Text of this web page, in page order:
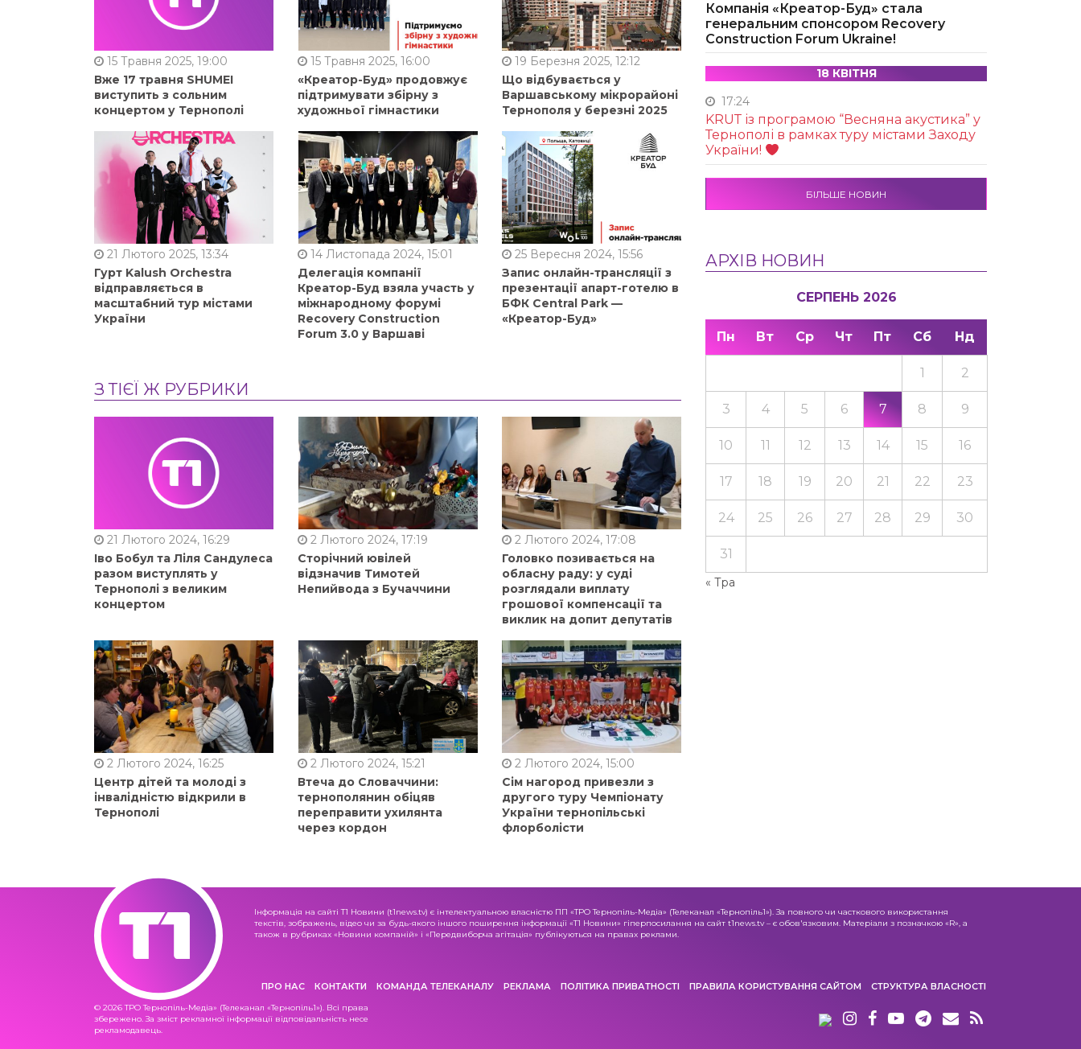
15 Травня 2025, 19:00
Вже 17 травня SHUMEI
виступить з сольним
концертом у Тернополі
15 Травня 2025, 16:00
«Креатор-Буд» продовжує
підтримувати збірну з
художньої гімнастики
19 Березня 2025, 12:12
Що відбувається у
Варшавському мікрорайоні
Тернополя у березні 2025
21 Лютого 2025, 13:34
Гурт Kalush Orchestra
відправляється в
масштабний тур містами
України
14 Листопада 2024, 15:01
Делегація компанії
Креатор-Буд взяла участь у
міжнародному форумі
Recovery Construction
Forum 3.0 у Варшаві
25 Вересня 2024, 15:56
Запис онлайн-трансляції з
презентації апарт-готелю в
БФК Central Park —
«Креатор-Буд»
З ТІЄЇ Ж РУБРИКИ
21 Лютого 2024, 16:29
Іво Бобул та Ліля Сандулеса
разом виступлять у
Тернополі з великим
концертом
2 Лютого 2024, 17:19
Сторічний ювілей
відзначив Тимотей
Непийвода з Бучаччини
2 Лютого 2024, 17:08
Головко позивається на
обласну раду: у суді
розглядали виплату
грошової компенсації та
виклик на допит депутатів
2 Лютого 2024, 16:25
Центр дітей та молоді з
інвалідністю відкрили в
Тернополі
2 Лютого 2024, 15:21
Втеча до Словаччини:
тернополянин обіцяв
переправити ухилянта
через кордон
2 Лютого 2024, 15:00
Сім нагород привезли з
другого туру Чемпіонату
України тернопільські
флорболісти
Компанія «Креатор-Буд» стала
генеральним спонсором Recovery
Construction Forum Ukraine!
18 КВІТНЯ
17:24
KRUТ із програмою “Весняна акустика” у
Тернополі в рамках туру містами Заходу
України!
БІЛЬШЕ НОВИН
АРХІВ НОВИН
СЕРПЕНЬ 2026
Пн Вт Ср Чт Пт Сб Нд
« Тра
1 2
3 4 5 6 7 8 9
10 11 12 13 14 15 16
17 18 19 20 21 22 23
24 25 26 27 28 29 30
31
Інформація на сайті Т1 Новини (t1news.tv) є інтелектуальною власністю ПП «ТРО Тернопіль-Медіа» (Телеканал «Тернопіль1»). За повного чи часткового використання
текстів, зображень, відео чи за будь-якого іншого поширення інформації «Т1 Новини» гіперпосилання на сайт t1news.tv – є обов'язковим. Матеріали з позначкою «R», а
також в рубриках «Новини компаній» і «Передвиборча агітація» публікуються на правах реклами.
ПРО НАС КОНТАКТИ КОМАНДА ТЕЛЕКАНАЛУ РЕКЛАМА ПОЛІТИКА ПРИВАТНОСТІ ПРАВИЛА КОРИСТУВАННЯ САЙТОМ СТРУКТУРА ВЛАСНОСТІ
© 2026 ТРО Тернопіль-Медіа» (Телеканал «Тернопіль1»). Всі права
збережено. За зміст рекламної інформації відповідальність несе
рекламодавець.